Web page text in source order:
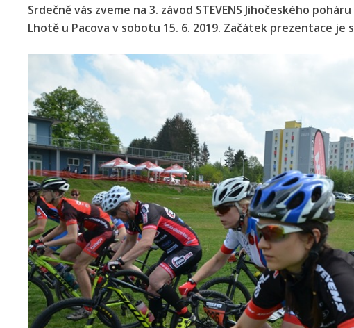
Srdečně vás zveme na 3. závod STEVENS Jihočeského
Lhotě u Pacova v sobotu 15. 6. 2019. Začátek prezentace je